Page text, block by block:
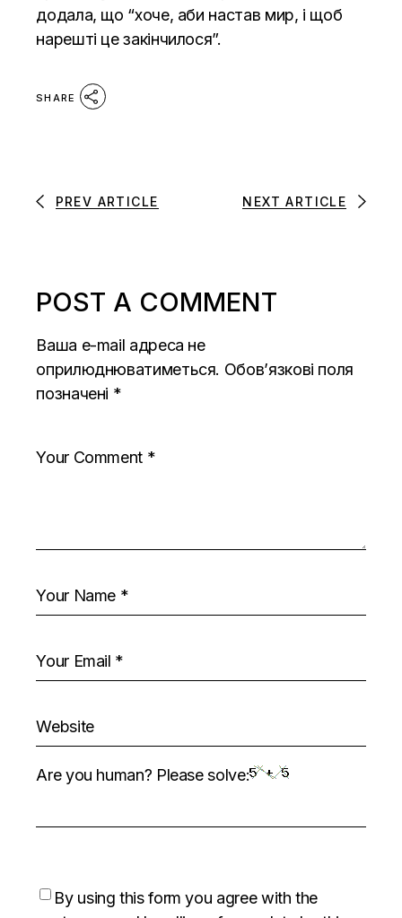
додала, що “хоче, аби настав мир, і щоб
нарешті це закінчилося”.
SHARE
PREV ARTICLE NEXT ARTICLE
POST A COMMENT
Ваша e-mail адреса не
оприлюднюватиметься. Обов’язкові поля
позначені *
Are you human? Please solve:
By using this form you agree with the